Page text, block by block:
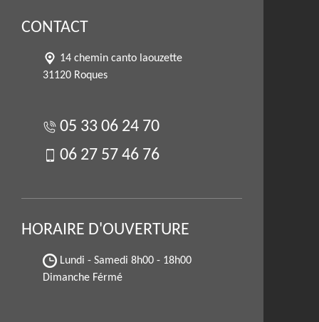
CONTACT
14 chemin canto laouzette
31120 Roques
05 33 06 24 70
06 27 57 46 76
HORAIRE D'OUVERTURE
Lundi - Samedi 8h00 - 18h00
Dimanche Férmé